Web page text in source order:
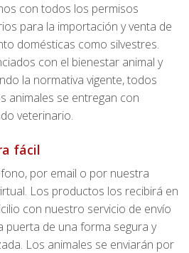
con todos los permisos
para la importación y venta de
domésticas como silvestres.
con el bienestar animal y
la normativa vigente, todos
animales se entregan con
veterinario.
fácil
por email o por nuestra
Los productos los recibirá en
con nuestro servicio de envío
puerta de una forma segura y
Los animales se enviarán por